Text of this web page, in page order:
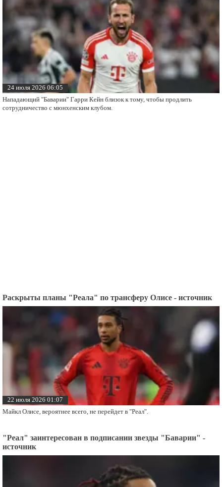
24 июля 2026 06:05
Нападающий "Баварии" Гарри Кейн близок к тому, чтобы продлить
сотрудничество с мюнхенским клубом.
Раскрыты планы "Реала" по трансферу Олисе - источник
22 июля 2026 01:07
Майкл Олисе, вероятнее всего, не перейдет в "Реал".
"Реал" заинтересован в подписании звезды "Баварии" -
источник